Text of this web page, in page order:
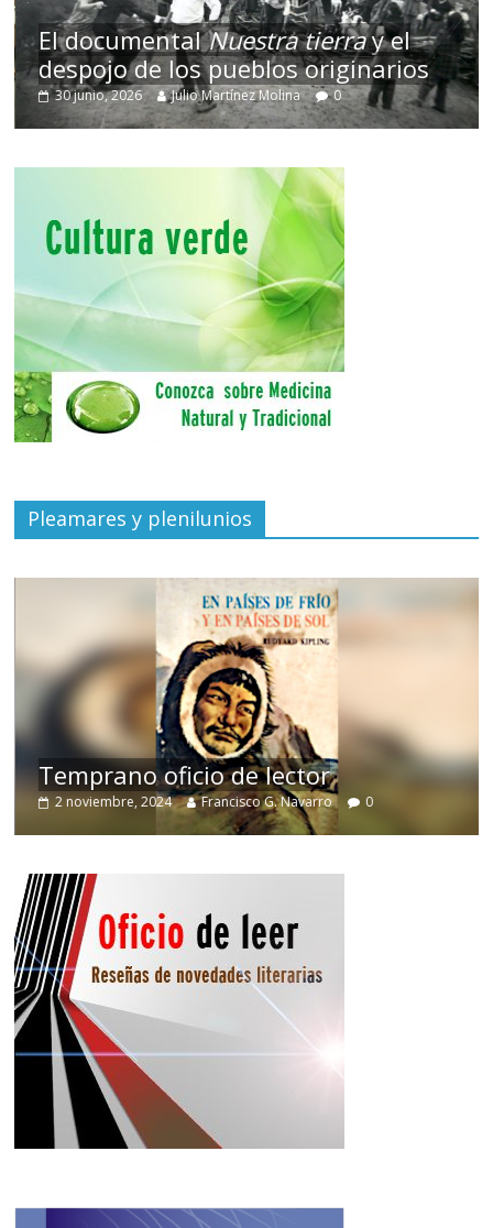
El documentalNuestra tierray el
despojo de los pueblos originarios
30 junio, 2026 Julio Martínez Molina 0
Pleamares y plenilunios
Temprano oficio de lector
2 noviembre, 2024 Francisco G. Navarro 0